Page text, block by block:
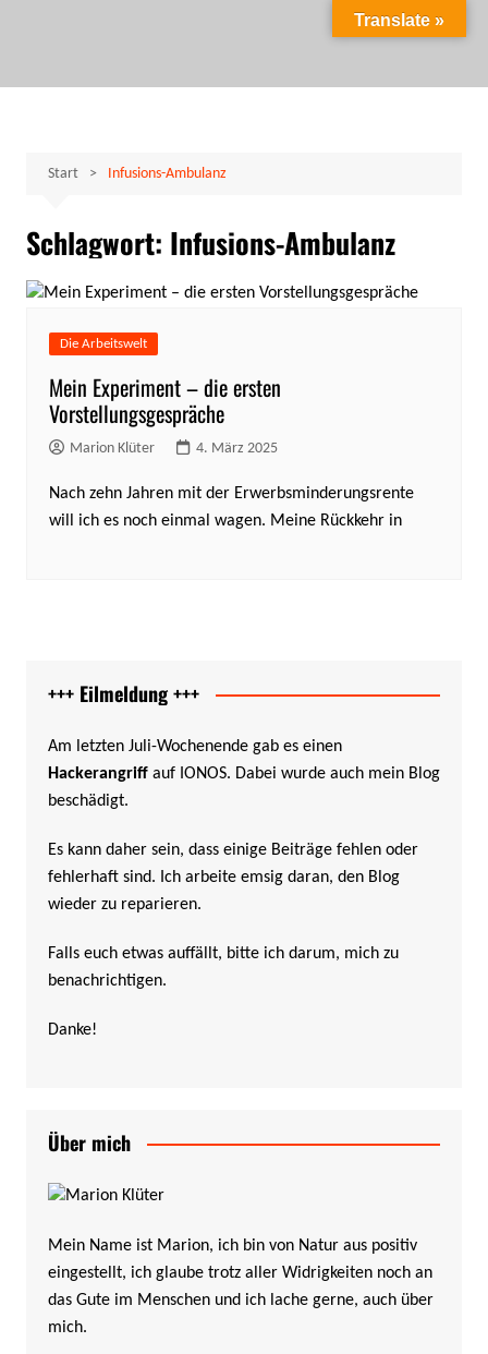
Start Infusions-Ambulanz
Schlagwort: Infusions-Ambulanz
Die Arbeitswelt
Mein Experiment – die ersten
Vorstellungsgespräche
Marion Klüter 4. März 2025
Nach zehn Jahren mit der Erwerbsminderungsrente
will ich es noch einmal wagen. Meine Rückkehr in
+++ Eilmeldung +++
Am letzten Juli-Wochenende gab es einen
Hackerangriffauf IONOS. Dabei wurde auch mein Blog
beschädigt.
Es kann daher sein, dass einige Beiträge fehlen oder
fehlerhaft sind. Ich arbeite emsig daran, den Blog
wieder zu reparieren.
Falls euch etwas auffällt, bitte ich darum, mich zu
benachrichtigen.
Danke!
Über mich
Mein Name ist Marion, ich bin von Natur aus positiv
eingestellt, ich glaube trotz aller Widrigkeiten noch an
das Gute im Menschen und ich lache gerne, auch über
mich.
Translate »